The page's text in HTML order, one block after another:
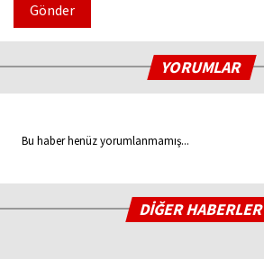
Gönder
YORUMLAR
Bu haber henüz yorumlanmamış...
DİĞER HABERLER